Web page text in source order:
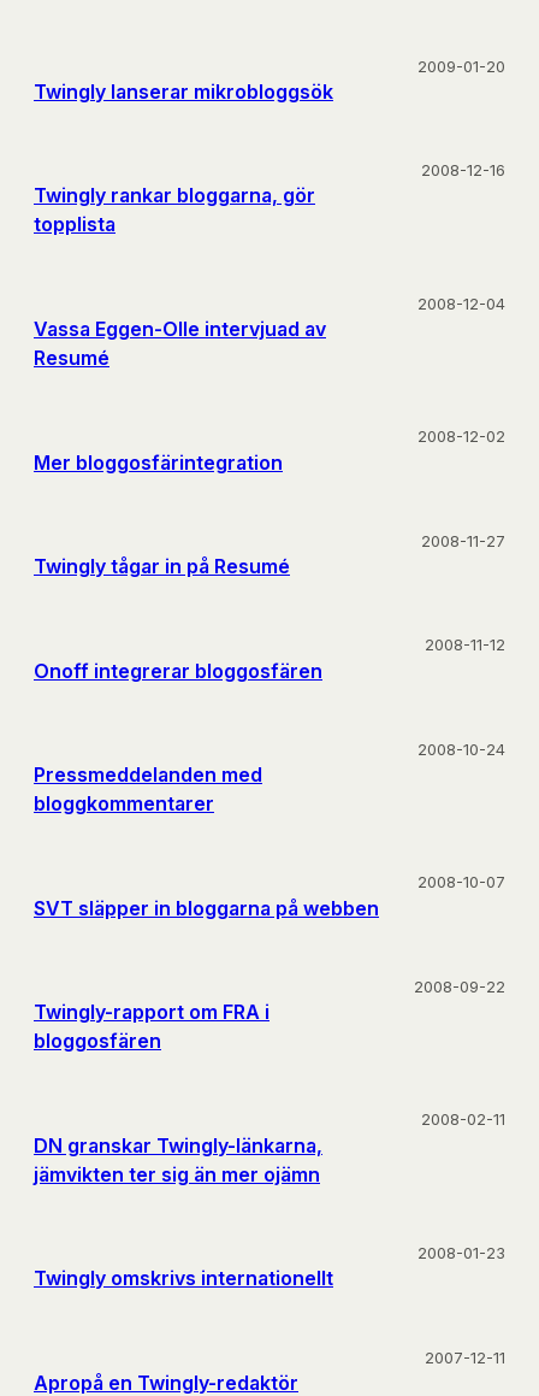
Twingly lanserar mikrobloggsök
2009-01-20
Twingly rankar bloggarna, gör
topplista
2008-12-16
Vassa Eggen-Olle intervjuad av
Resumé
2008-12-04
Mer bloggosfärintegration
2008-12-02
Twingly tågar in på Resumé
2008-11-27
Onoff integrerar bloggosfären
2008-11-12
Pressmeddelanden med
bloggkommentarer
2008-10-24
SVT släpper in bloggarna på webben
2008-10-07
Twingly-rapport om FRA i
bloggosfären
2008-09-22
DN granskar Twingly-länkarna,
jämvikten ter sig än mer ojämn
2008-02-11
Twingly omskrivs internationellt
2008-01-23
Apropå en Twingly-redaktör
2007-12-11